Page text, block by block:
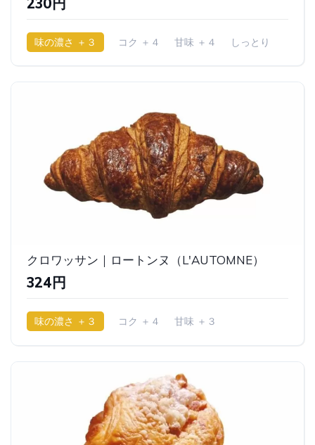
味の濃さ ＋３ コク ＋４ 甘味 ＋４ しっとり
クロワッサン｜ロートンヌ（L'AUTOMNE）
324円
味の濃さ ＋３ コク ＋４
甘味 ＋３